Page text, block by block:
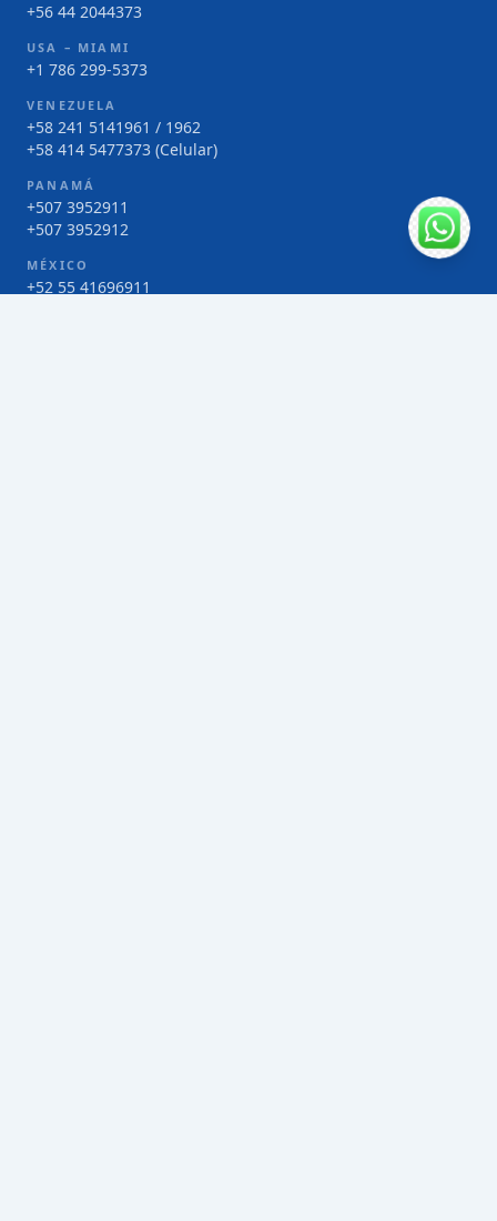
+56 44 2044373
USA – MIAMI
+1 786 299-5373
VENEZUELA
+58 241 5141961 / 1962
+58 414 5477373 (Celular)
PANAMÁ
+507 3952911
+507 3952912
MÉXICO
+52 55 41696911